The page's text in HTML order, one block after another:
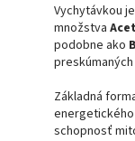
Vychytávkou
množstva
podobne ako
Základná
schopnosť